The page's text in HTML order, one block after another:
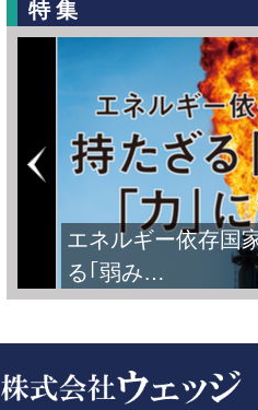
特集
エネルギー依存
る｢弱み…